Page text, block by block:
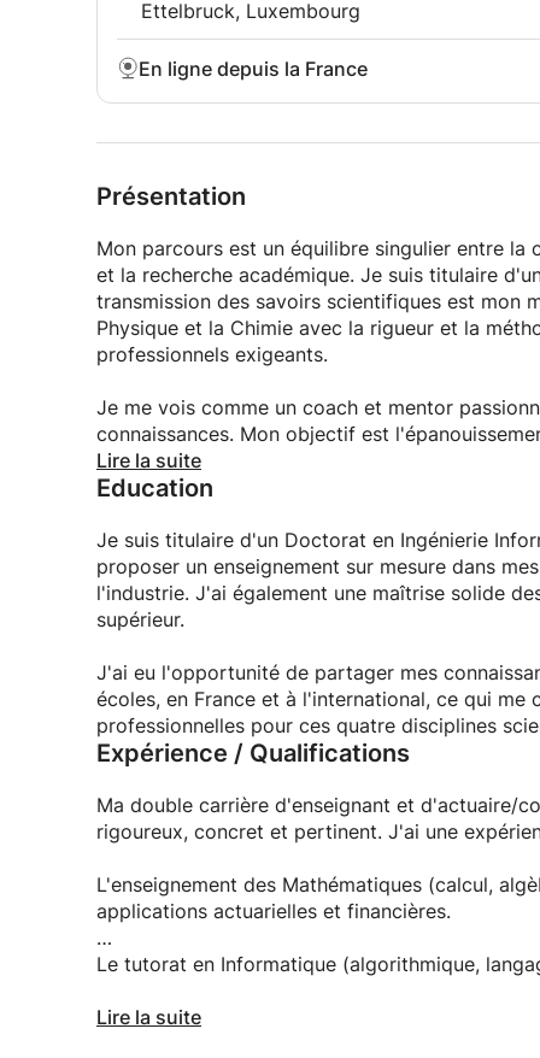
explications trop techniques.
Aux étudiants en informatique désireux de
d'algorithmes.
Aux développeurs novices qui veulent écrire un
Prérequis :
Il vous suffit d’avoir :
Un ordinateur pour suivre les exercices
La motivation d'apprendre et de pratiquer avec
Rejoignez ce cours dès maintenant et
simples et amusants ! Ne laissez pas passer
aujourd'hui et commencez votre aventure avec
Ettelbruck, Luxembourg
En ligne depuis la France
Présentation
Mon parcours est un équilibre singulier entre
et la recherche académique. Je suis titulaire
transmission des savoirs scientifiques est mon
Physique et la Chimie avec la rigueur et la
professionnels exigeants.
Je me vois comme un coach et mentor
connaissances. Mon objectif est
en soi et la capacité à relever des défis
réussite académique, en France et à
Lire la suite
Education
Je suis titulaire d'un Doctorat en Ingénierie
proposer un enseignement sur mesure dans
l'industrie. J'ai également une maîtrise solide
supérieur.
J'ai eu l'opportunité de partager mes
écoles, en France et à l'international, ce qui
professionnelles pour ces quatre disciplines
Expérience / Qualifications
Ma double carrière d'enseignant et d'actuaire/
rigoureux, concret et pertinent. J'ai une
L'enseignement des Mathématiques (calcul,
applications actuarielles et financières.
Le tutorat en Informatique (algorithmique,
La consolidation des bases en Physique et
Lire la suite